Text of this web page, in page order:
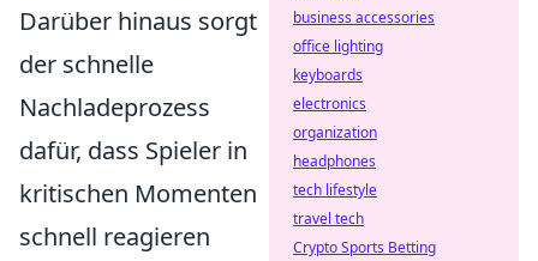
Darüber hinaus sorgt
der schnelle
Nachladeprozess
dafür, dass Spieler in
kritischen Momenten
schnell reagieren
business accessories
office lighting
keyboards
electronics
organization
headphones
tech lifestyle
travel tech
Crypto Sports Betting